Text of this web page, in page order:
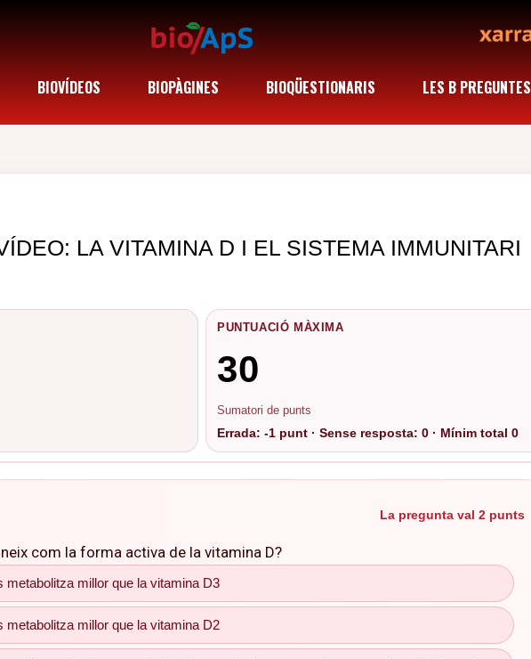
BIOVÍDEOS BIOPÀGINES BIOQÜESTIONARIS LES B PREGUNTES
LA VITAMINA D I EL SISTEMA IMMUNITARI
PUNTUACIÓ MÀXIMA
30
Sumatori de punts
Errada: -1 punt · Sense resposta: 0 · Mínim total 0
La pregunta val 2 punts
com la forma activa de la vitamina D?
metabolitza millor que la vitamina D3
metabolitza millor que la vitamina D2
i se sintetitza a partir de la forma circulant segons les necessitats de l´organisme